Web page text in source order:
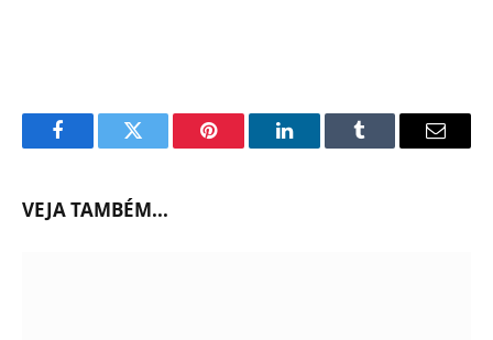
FacebookTwitter Pinterest LinkedInTumblr Email
VEJA TAMBÉM...